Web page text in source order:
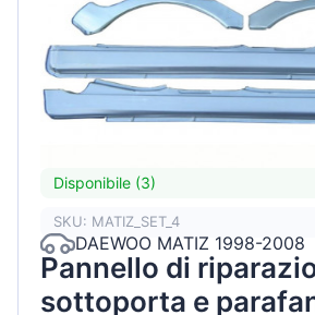
Disponibile (3)
SKU: MATIZ_SET_4
DAEWOO MATIZ 1998-2008
Pannello di
sottoporta e